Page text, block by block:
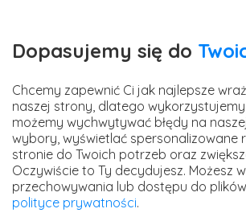
zadań obliczeniowych
dane występujące w
wzór sumaryczny
przygotować się do
ocenę z chemii?
Korepetycje z chemii -
Dopasujemy się do
Chcemy zapewnić Ci jak najlepsze
naszej strony, dlatego
możemy wychwytywać błędy na
wybory, wyświetlać spersonalizowane
stronie do Twoich potrzeb oraz
Oczywiście to Ty decydujesz. Możesz
przechowywania lub dostępu do
polityce prywatności.